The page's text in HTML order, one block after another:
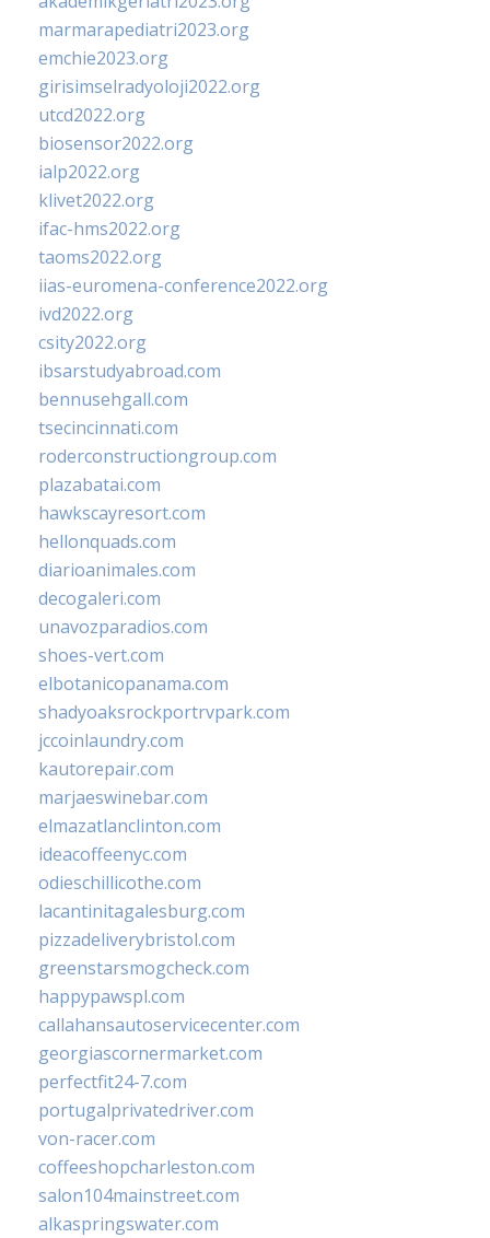
marmarapediatri2023.org
emchie2023.org
girisimselradyoloji2022.org
utcd2022.org
biosensor2022.org
ialp2022.org
klivet2022.org
ifac-hms2022.org
taoms2022.org
iias-euromena-conference2022.org
ivd2022.org
csity2022.org
ibsarstudyabroad.com
bennusehgall.com
tsecincinnati.com
roderconstructiongroup.com
plazabatai.com
hawkscayresort.com
hellonquads.com
diarioanimales.com
decogaleri.com
unavozparadios.com
shoes-vert.com
elbotanicopanama.com
shadyoaksrockportrvpark.com
jccoinlaundry.com
kautorepair.com
marjaeswinebar.com
elmazatlanclinton.com
ideacoffeenyc.com
odieschillicothe.com
lacantinitagalesburg.com
pizzadeliverybristol.com
greenstarsmogcheck.com
happypawspl.com
callahansautoservicecenter.com
georgiascornermarket.com
perfectfit24-7.com
portugalprivatedriver.com
von-racer.com
coffeeshopcharleston.com
salon104mainstreet.com
alkaspringswater.com